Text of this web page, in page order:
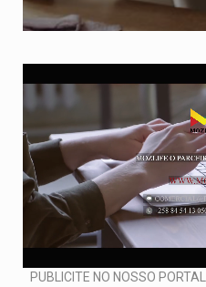
PUBLICITE NO NOSSO